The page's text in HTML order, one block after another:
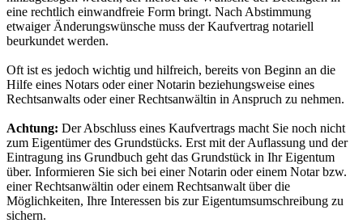
eine rechtlich einwandfreie Form bringt. Nach Abstimmung
etwaiger Änderungswünsche muss der Kaufvertrag notariell
beurkundet werden.
Oft ist es jedoch wichtig und hilfreich, bereits von Beginn an die
Hilfe eines Notars oder einer Notarin beziehungsweise eines
Rechtsanwalts oder einer Rechtsanwältin in Anspruch zu nehmen.
Achtung: Der Abschluss eines Kaufvertrags macht Sie noch nicht
zum Eigentümer des Grundstücks. Erst mit der Auflassung und der
Eintragung ins Grundbuch geht das Grundstück in Ihr Eigentum
über. Informieren Sie sich bei einer Notarin oder einem Notar bzw.
einer Rechtsanwältin oder einem Rechtsanwalt über die
Möglichkeiten, Ihre Interessen bis zur Eigentumsumschreibung zu
sichern.